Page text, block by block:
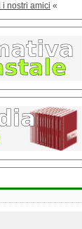
nostri amici «